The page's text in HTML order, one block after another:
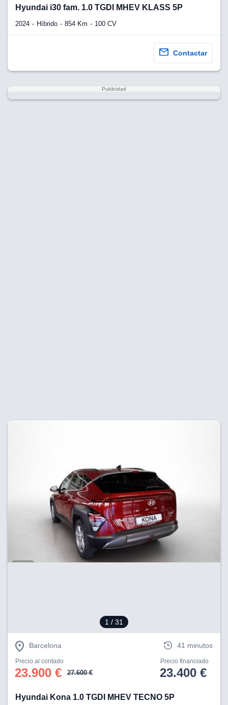
Hyundai i30 fam. 1.0 TGDI MHEV KLASS 5P
2024 Híbrido 854 Km 100 CV
Contactar
1 / 31
Barcelona 41 minutos
Precio al contado
23.900 € 27.600 €
Precio financiado
23.400 €
Hyundai Kona 1.0 TGDI MHEV TECNO 5P